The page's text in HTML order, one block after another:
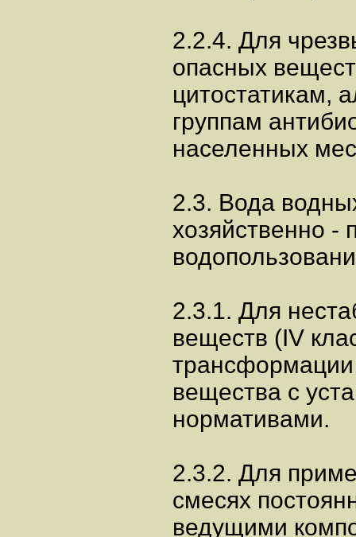
2.2.4. Для
опасных
цитостатикам,
группам
населенных
2.3. Вода
хозяйственно -
2.3.1. Для
веществ (IV
трансформации
вещества с
нормативами.
2.3.2. Для
смесях
ведущими